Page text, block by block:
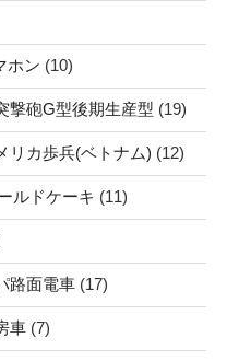
ホン (10)
砲G型後期生産型 (19)
カ歩兵(ベトナム) (12)
ルドケーキ (11)
路面電車 (17)
車 (7)